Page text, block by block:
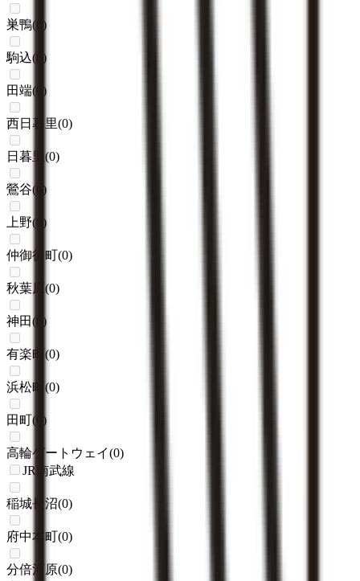
巣鴨( )
駒込( )
田端( )
西日暮里(0)
日暮里 (0)
鶯谷( )
上野( )
仲御徒町(0)
秋葉原 (0)
神田( )
有楽町 (0)
浜松町 (0)
田町( )
高輪ゲートウェイ(0)
JR南武線
稲城長沼(0)
府中本町(0)
分倍河原(0)